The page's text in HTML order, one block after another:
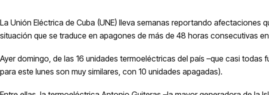
La Unión Eléctrica de Cuba (UNE) lleva semanas reportando
situación que se traduce en apagones de más de 48 horas consecutivas
Ayer domingo, de las 16 unidades termoeléctricas del país –que casi
para este lunes son muy similares, con 10 unidades apagadas).